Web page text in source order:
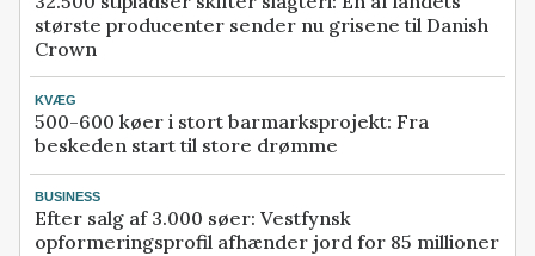
største producenter sender nu grisene til Danish
Crown
KVÆG
500-600 køer i stort barmarksprojekt: Fra
beskeden start til store drømme
BUSINESS
Efter salg af 3.000 søer: Vestfynsk
opformeringsprofil afhænder jord for 85 millioner